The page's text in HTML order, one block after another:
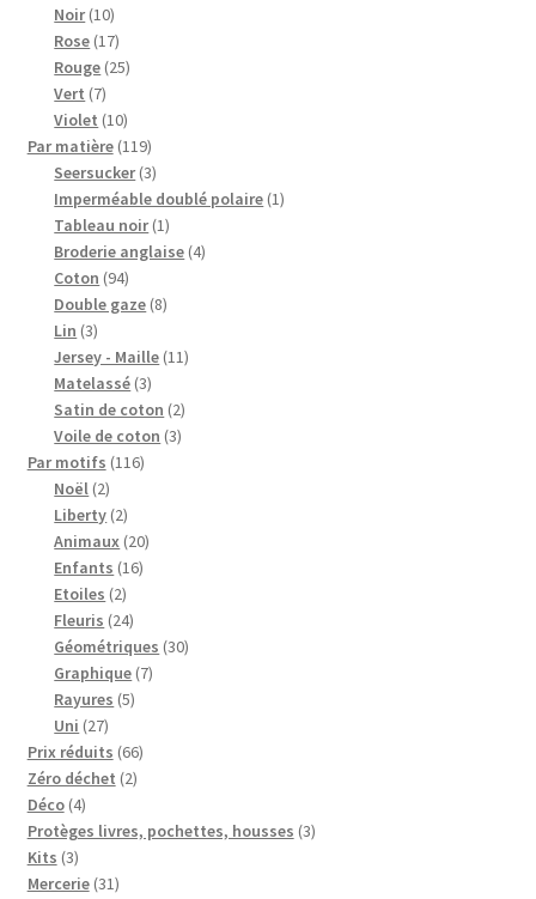
Noir 1010
produits
Rose 1717
produits
Rouge 2525
Vert 77
produits
Violet 1010
produits
Par matière 119119
produits
Seersucker 33
produits
Imperméable doublé polaire 11
Tableau noir 11
produit
Broderie anglaise 44
Coton 9494
produits
Double gaze 88
Lin 33
produits
Jersey - Maille 1111
Matelassé 33
produits
Satin de coton 22
produits
Voile de coton 33
Par motifs 116116
Noël 22
produits
Liberty 22
produits
Animaux 2020
Enfants 1616
Etoiles 22
produits
Fleuris 2424
produits
Géométriques 3030
Graphique 77
Rayures 55
Uni 2727
produits
Prix réduits 6666
Zéro déchet 22
Déco 44
produits
Protèges livres, pochettes, housses 33
Kits 33
produits
Mercerie 3131